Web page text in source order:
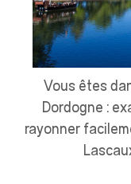
Vous êtes
Dordogne :
rayonner